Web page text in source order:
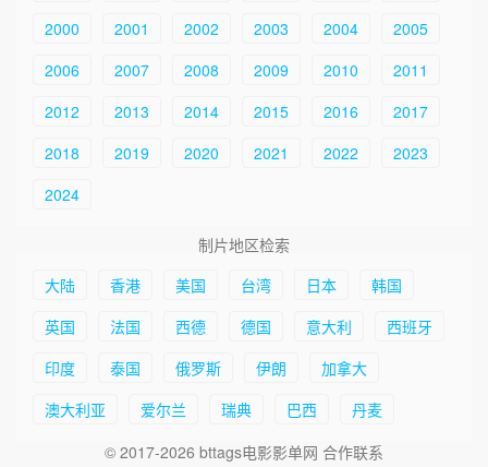
2000
2001 2002 2003 2004
2005
2006
2007 2008 2009 2010
2011
2012
2013 2014 2015 2016
2017
2018
2019 2020 2021 2022
2023
2024
制片地区检索
大陆
香港 美国 台湾 日本
韩国
英国
法国 西德 德国 意大利
西班牙
印度
泰国 俄罗斯 伊朗
加拿大
澳大利亚
爱尔兰 瑞典 巴西
丹麦
© 2017-2026 bttags电影影单网 合作联系